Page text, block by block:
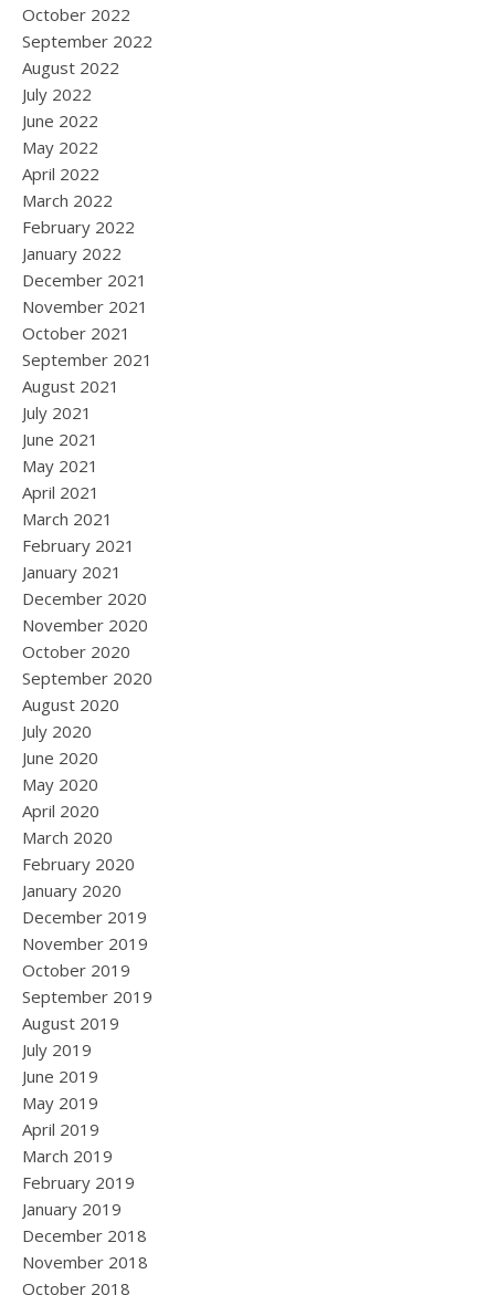
October 2022
September 2022
August 2022
July 2022
June 2022
May 2022
April 2022
March 2022
February 2022
January 2022
December 2021
November 2021
October 2021
September 2021
August 2021
July 2021
June 2021
May 2021
April 2021
March 2021
February 2021
January 2021
December 2020
November 2020
October 2020
September 2020
August 2020
July 2020
June 2020
May 2020
April 2020
March 2020
February 2020
January 2020
December 2019
November 2019
October 2019
September 2019
August 2019
July 2019
June 2019
May 2019
April 2019
March 2019
February 2019
January 2019
December 2018
November 2018
October 2018